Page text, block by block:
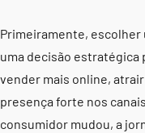
Primeiramente, escolher
uma decisão estratégica
vender mais online,
presença forte nos
consumidor mudou, a